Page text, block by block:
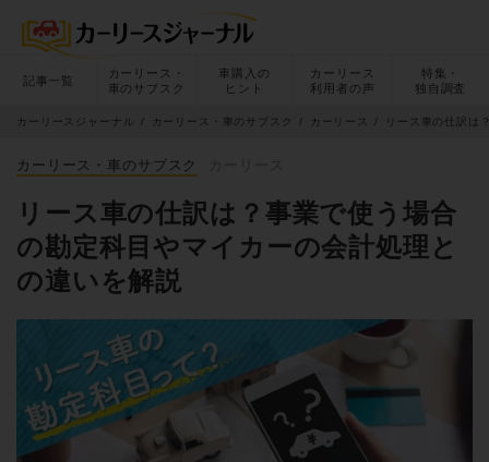
記事一覧
カーリース・
車のサブスク
車購入の
ヒント
カーリース
利用者の声
特集・
独自調査
カーリースジャーナル カーリース・車のサブスク カーリース リース車の仕訳は
カーリース・車のサブスク
リース車の仕訳は？事業で使う場合
の勘定科目やマイカーの会計処理と
の違いを解説